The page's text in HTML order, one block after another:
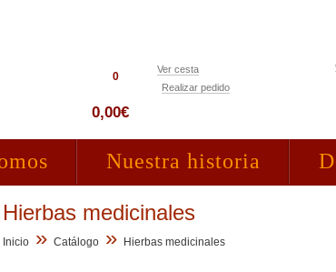
0,00€
0
Ver cesta
Realizar pedido
Nuestra historia
Hierbas medicinales
Inicio »Catálogo » Hierbas medicinales